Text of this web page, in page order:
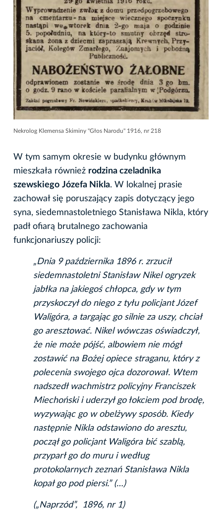
Nekrolog Klemensa Skiminy "Głos Narodu" 1916, nr 218
W tym samym okresie w budynku głównym
mieszkała również rodzina czeladnika
szewskiego Józefa Nikla. W lokalnej prasie
zachował się poruszający zapis dotyczący jego
syna, siedemnastoletniego Stanisława Nikla, który
padł ofiarą brutalnego zachowania
funkcjonariuszy policji:
„Dnia 9 października 1896 r. zrzucił
siedemnastoletni Stanisław Nikel ogryzek
jabłka na jakiegoś chłopca, gdy w tym
przyskoczył do niego z tyłu policjant Józef
Waligóra, a targając go silnie za uszy, chciał
go aresztować. Nikel wówczas oświadczył,
że nie może pójść, albowiem nie mógł
zostawić na Bożej opiece straganu, który z
polecenia swojego ojca dozorował. Wtem
nadszedł wachmistrz policyjny Franciszek
Miechoński i uderzył go łokciem pod brodę,
wyzywając go w obelżywy sposób. Kiedy
następnie Nikla odstawiono do aresztu,
począł go policjant Waligóra bić szablą,
przyparł go do muru i według
protokolarnych zeznań Stanisława Nikla
kopał go pod piersi.” (…)
(„Naprzód”, 1896, nr 1)